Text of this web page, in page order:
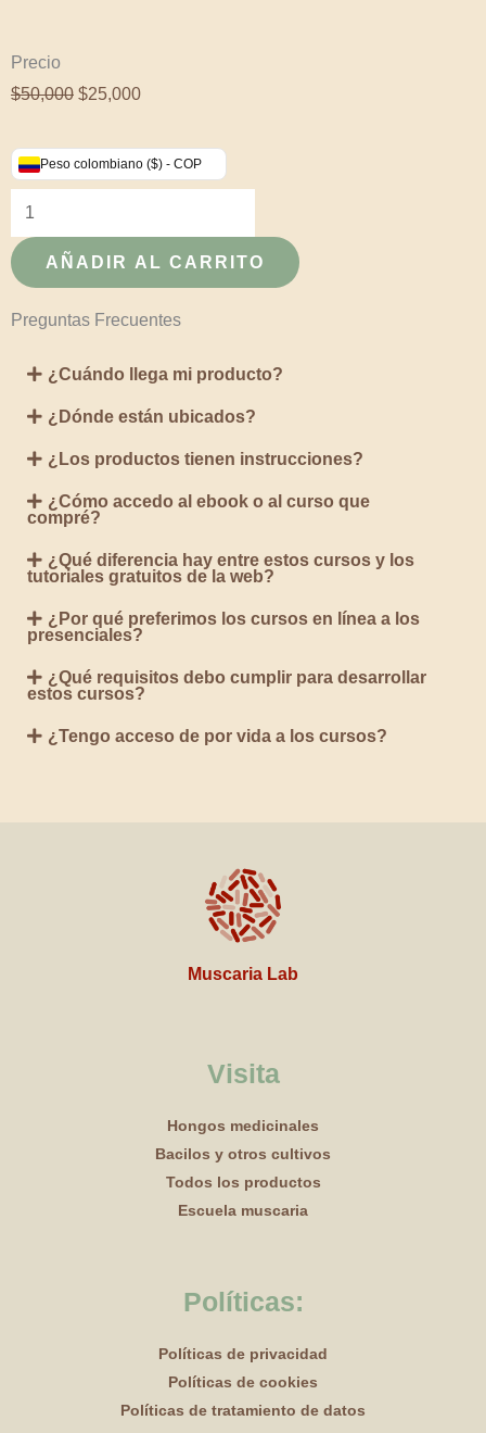
Precio
$50,000 El
original
era:
$25,000El
actual
es:
Peso colombiano ($) - COP
Ebook:
Guía
práctica
para
la
elaboración
cosméticos
de
fermentados
cantidad
AÑADIR AL CARRITO
Preguntas Frecuentes
¿Cuándo llega mi producto?
¿Dónde están ubicados?
¿Los productos tienen instrucciones?
¿Cómo accedo al ebook o al curso que
compré?
¿Qué diferencia hay entre estos cursos y los
tutoriales gratuitos de la web?
¿Por qué preferimos los cursos en línea a los
presenciales?
¿Qué requisitos debo cumplir para desarrollar
estos cursos?
¿Tengo acceso de por vida a los cursos?
Muscaria Lab
Visita
Hongos medicinales
Bacilos y otros cultivos
Todos los productos
Escuela muscaria
Políticas:
Políticas de privacidad
Políticas de cookies
Políticas de tratamiento de datos